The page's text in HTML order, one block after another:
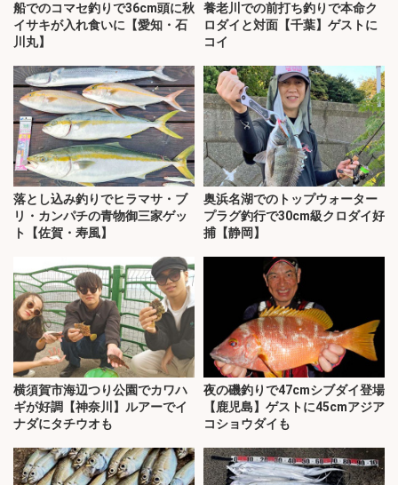
船でのコマセ釣りで36cm頭に秋
イサキが入れ食いに【愛知・石
川丸】
養老川での前打ち釣りで本命ク
ロダイと対面【千葉】ゲストに
コイ
落とし込み釣りでヒラマサ・ブ
リ・カンパチの青物御三家ゲッ
ト【佐賀・寿風】
奥浜名湖でのトップウォーター
プラグ釣行で30cm級クロダイ好
捕【静岡】
横須賀市海辺つり公園でカワハ
ギが好調【神奈川】ルアーでイ
ナダにタチウオも
夜の磯釣りで47cmシブダイ登場
【鹿児島】ゲストに45cmアジア
コショウダイも